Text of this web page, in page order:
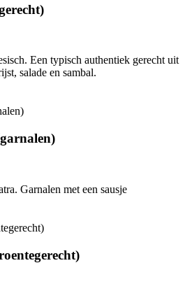
Een typisch authentiek gerecht uit
salade en sambal.
Garnalen met een sausje